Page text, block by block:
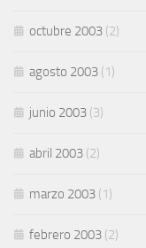
octubre 2003 (2)
agosto 2003 (1)
junio 2003 (3)
abril 2003 (2)
marzo 2003 (1)
febrero 2003 (2)